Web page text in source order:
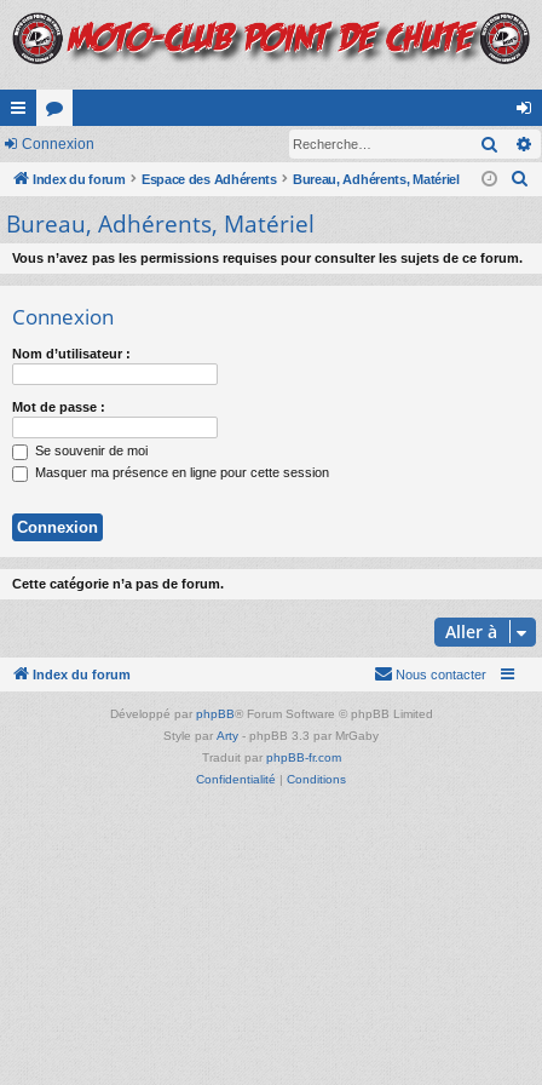
cc
ès
ra
pi
de
or
u
s
on
ne
on
Connexion
Index du forum Espace des Adhérents Bureau, Adhérents, Matériel
e
Bureau, Adhérents, Matériel
Vous n’avez pas les permissions requises pour consulter les sujets de ce forum.
Connexion
Nom d’utilisateur :
Mot de passe :
Se souvenir de moi
Masquer ma présence en ligne pour cette session
Cette catégorie n’a pas de forum.
Aller à
Index du forum Nous contacter
Développé par phpBB® Forum Software © phpBB Limited
Style par Arty - phpBB 3.3 par MrGaby
Traduit par phpBB-fr.com
Confidentialité | Conditions